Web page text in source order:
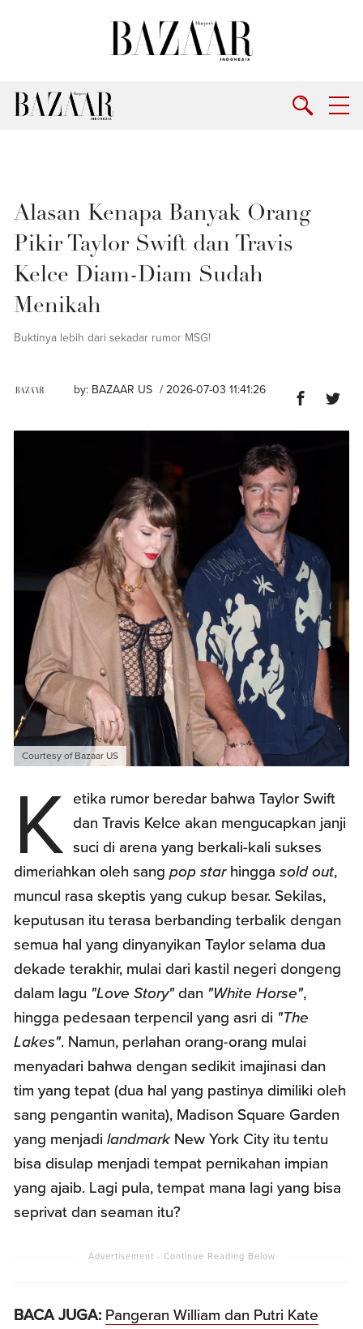
Alasan Kenapa Banyak Orang
Pikir Taylor Swift dan Travis
Kelce Diam-Diam Sudah
Menikah
Buktinya lebih dari sekadar rumor MSG!
by: BAZAAR US / 2026-07-03 11:41:26
Courtesy of Bazaar US
K etika rumor beredar bahwa Taylor Swift
dan Travis Kelce akan mengucapkan janji
suci di arena yang berkali-kali sukses
dimeriahkan oleh sangpop starhinggasold out,
muncul rasa skeptis yang cukup besar. Sekilas,
keputusan itu terasa berbanding terbalik dengan
semua hal yang dinyanyikan Taylor selama dua
dekade terakhir, mulai dari kastil negeri dongeng
dalam lagu "Love Story"dan "White Horse",
hingga pedesaan terpencil yang asri di "The
Lakes". Namun, perlahan orang-orang mulai
menyadari bahwa dengan sedikit imajinasi dan
tim yang tepat (dua hal yang pastinya dimiliki oleh
sang pengantin wanita), Madison Square Garden
yang menjadilandmarkNew York City itu tentu
bisa disulap menjadi tempat pernikahan impian
yang ajaib. Lagi pula, tempat mana lagi yang bisa
seprivat dan seaman itu?
BACA JUGA: Pangeran William dan Putri Kate